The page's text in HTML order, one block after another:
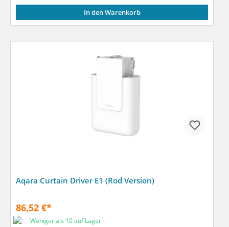
In den Warenkorb
Aqara Curtain Driver E1 (Rod Version)
86,52 €*
Weniger als 10 auf Lager